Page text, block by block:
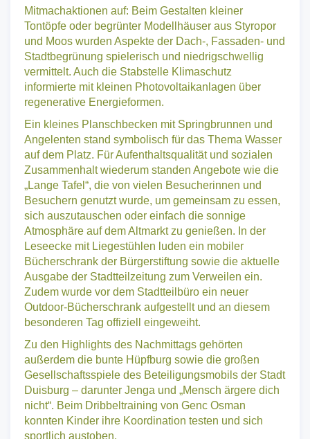
Themen unter anderem mit kreativen
Mitmachaktionen auf: Beim Gestalten kleiner
Tontöpfe oder begrünter Modellhäuser aus Styropor
und Moos wurden Aspekte der Dach-, Fassaden- und
Stadtbegrünung spielerisch und niedrigschwellig
vermittelt. Auch die Stabstelle Klimaschutz
informierte mit kleinen Photovoltaikanlagen über
Ein kleines Planschbecken mit Springbrunnen und
Angelenten stand symbolisch für das Thema Wasser
auf dem Platz. Für Aufenthaltsqualität und sozialen
Zusammenhalt wiederum standen Angebote wie die
„Lange Tafel“, die von vielen Besucherinnen und
Besuchern genutzt wurde, um gemeinsam zu essen,
sich auszutauschen oder einfach die sonnige
Atmosphäre auf dem Altmarkt zu genießen. In der
Leseecke mit Liegestühlen luden ein mobiler
Bücherschrank der Bürgerstiftung sowie die aktuelle
Ausgabe der Stadtteilzeitung zum Verweilen ein.
Zudem wurde vor dem Stadtteilbüro ein neuer
Outdoor-Bücherschrank aufgestellt und an diesem
Zu den Highlights des Nachmittags gehörten
außerdem die bunte Hüpfburg sowie die großen
Gesellschaftsspiele des Beteiligungsmobils der Stadt
Duisburg – darunter Jenga und „Mensch ärgere dich
nicht“. Beim Dribbeltraining von Genc Osman
konnten Kinder ihre Koordination testen und sich